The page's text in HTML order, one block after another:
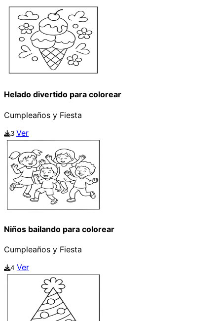
Helado divertido para colorear
Cumpleaños y Fiesta
3 Ver
Niños bailando para colorear
Cumpleaños y Fiesta
4 Ver